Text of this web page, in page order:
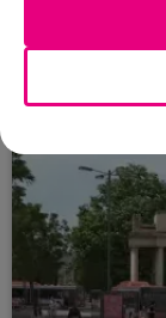
Violent